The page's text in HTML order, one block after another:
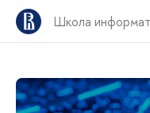
Школа